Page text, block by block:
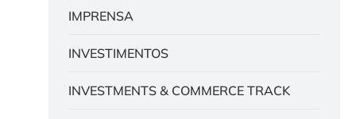
IMPRENSA
INVESTIMENTOS
INVESTMENTS & COMMERCE TRACK